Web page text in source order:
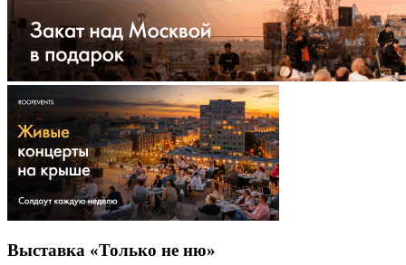
Выставка «Только не ню»